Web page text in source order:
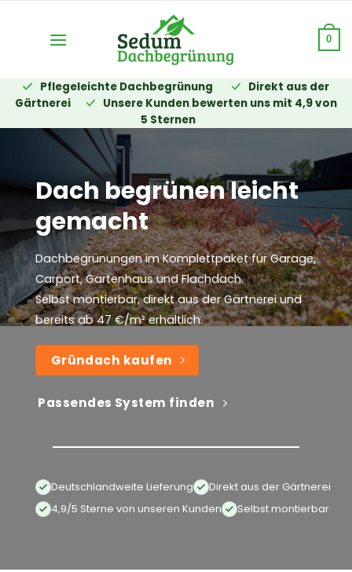
springen
0
Pflegeleichte Dachbegrünung
Direkt aus der
Gärtnerei
Unsere Kunden bewerten uns mit 4,9 von
5 Sternen
Dach begrünen leicht
gemacht
Dachbegrünungen im Komplettpaket für Garage,
Carport, Gartenhaus und Flachdach.
Selbst montierbar, direkt aus der Gärtnerei und
bereits ab 47 €/m² erhältlich.
Gründach kaufen
Passendes System finden
Deutschlandweite Lieferung
Direkt aus der Gärtnerei
4,9/5 Sterne von unseren Kunden
Selbst montierbar